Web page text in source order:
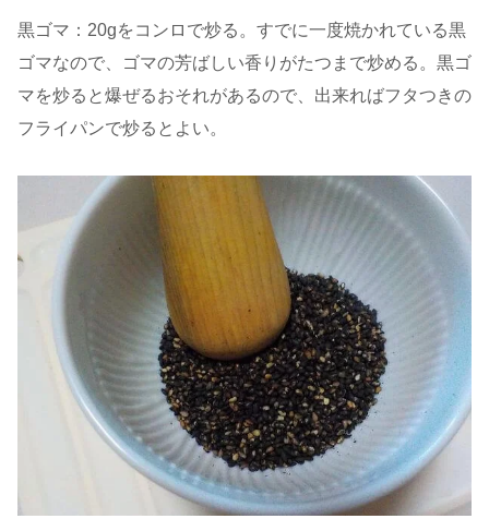
黒ゴマ：20gをコンロで炒る。すでに一度焼かれている黒
ゴマなので、ゴマの芳ばしい香りがたつまで炒める。黒ゴ
マを炒ると爆ぜるおそれがあるので、出来ればフタつきの
フライパンで炒るとよい。